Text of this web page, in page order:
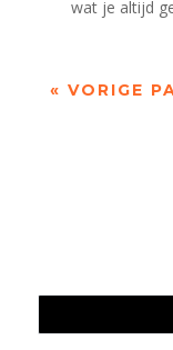
wat je altijd
« VORIGE